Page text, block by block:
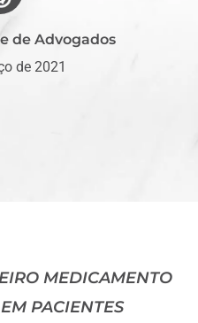
de Advogados
de 2021
MEDICAMENTO
PACIENTES